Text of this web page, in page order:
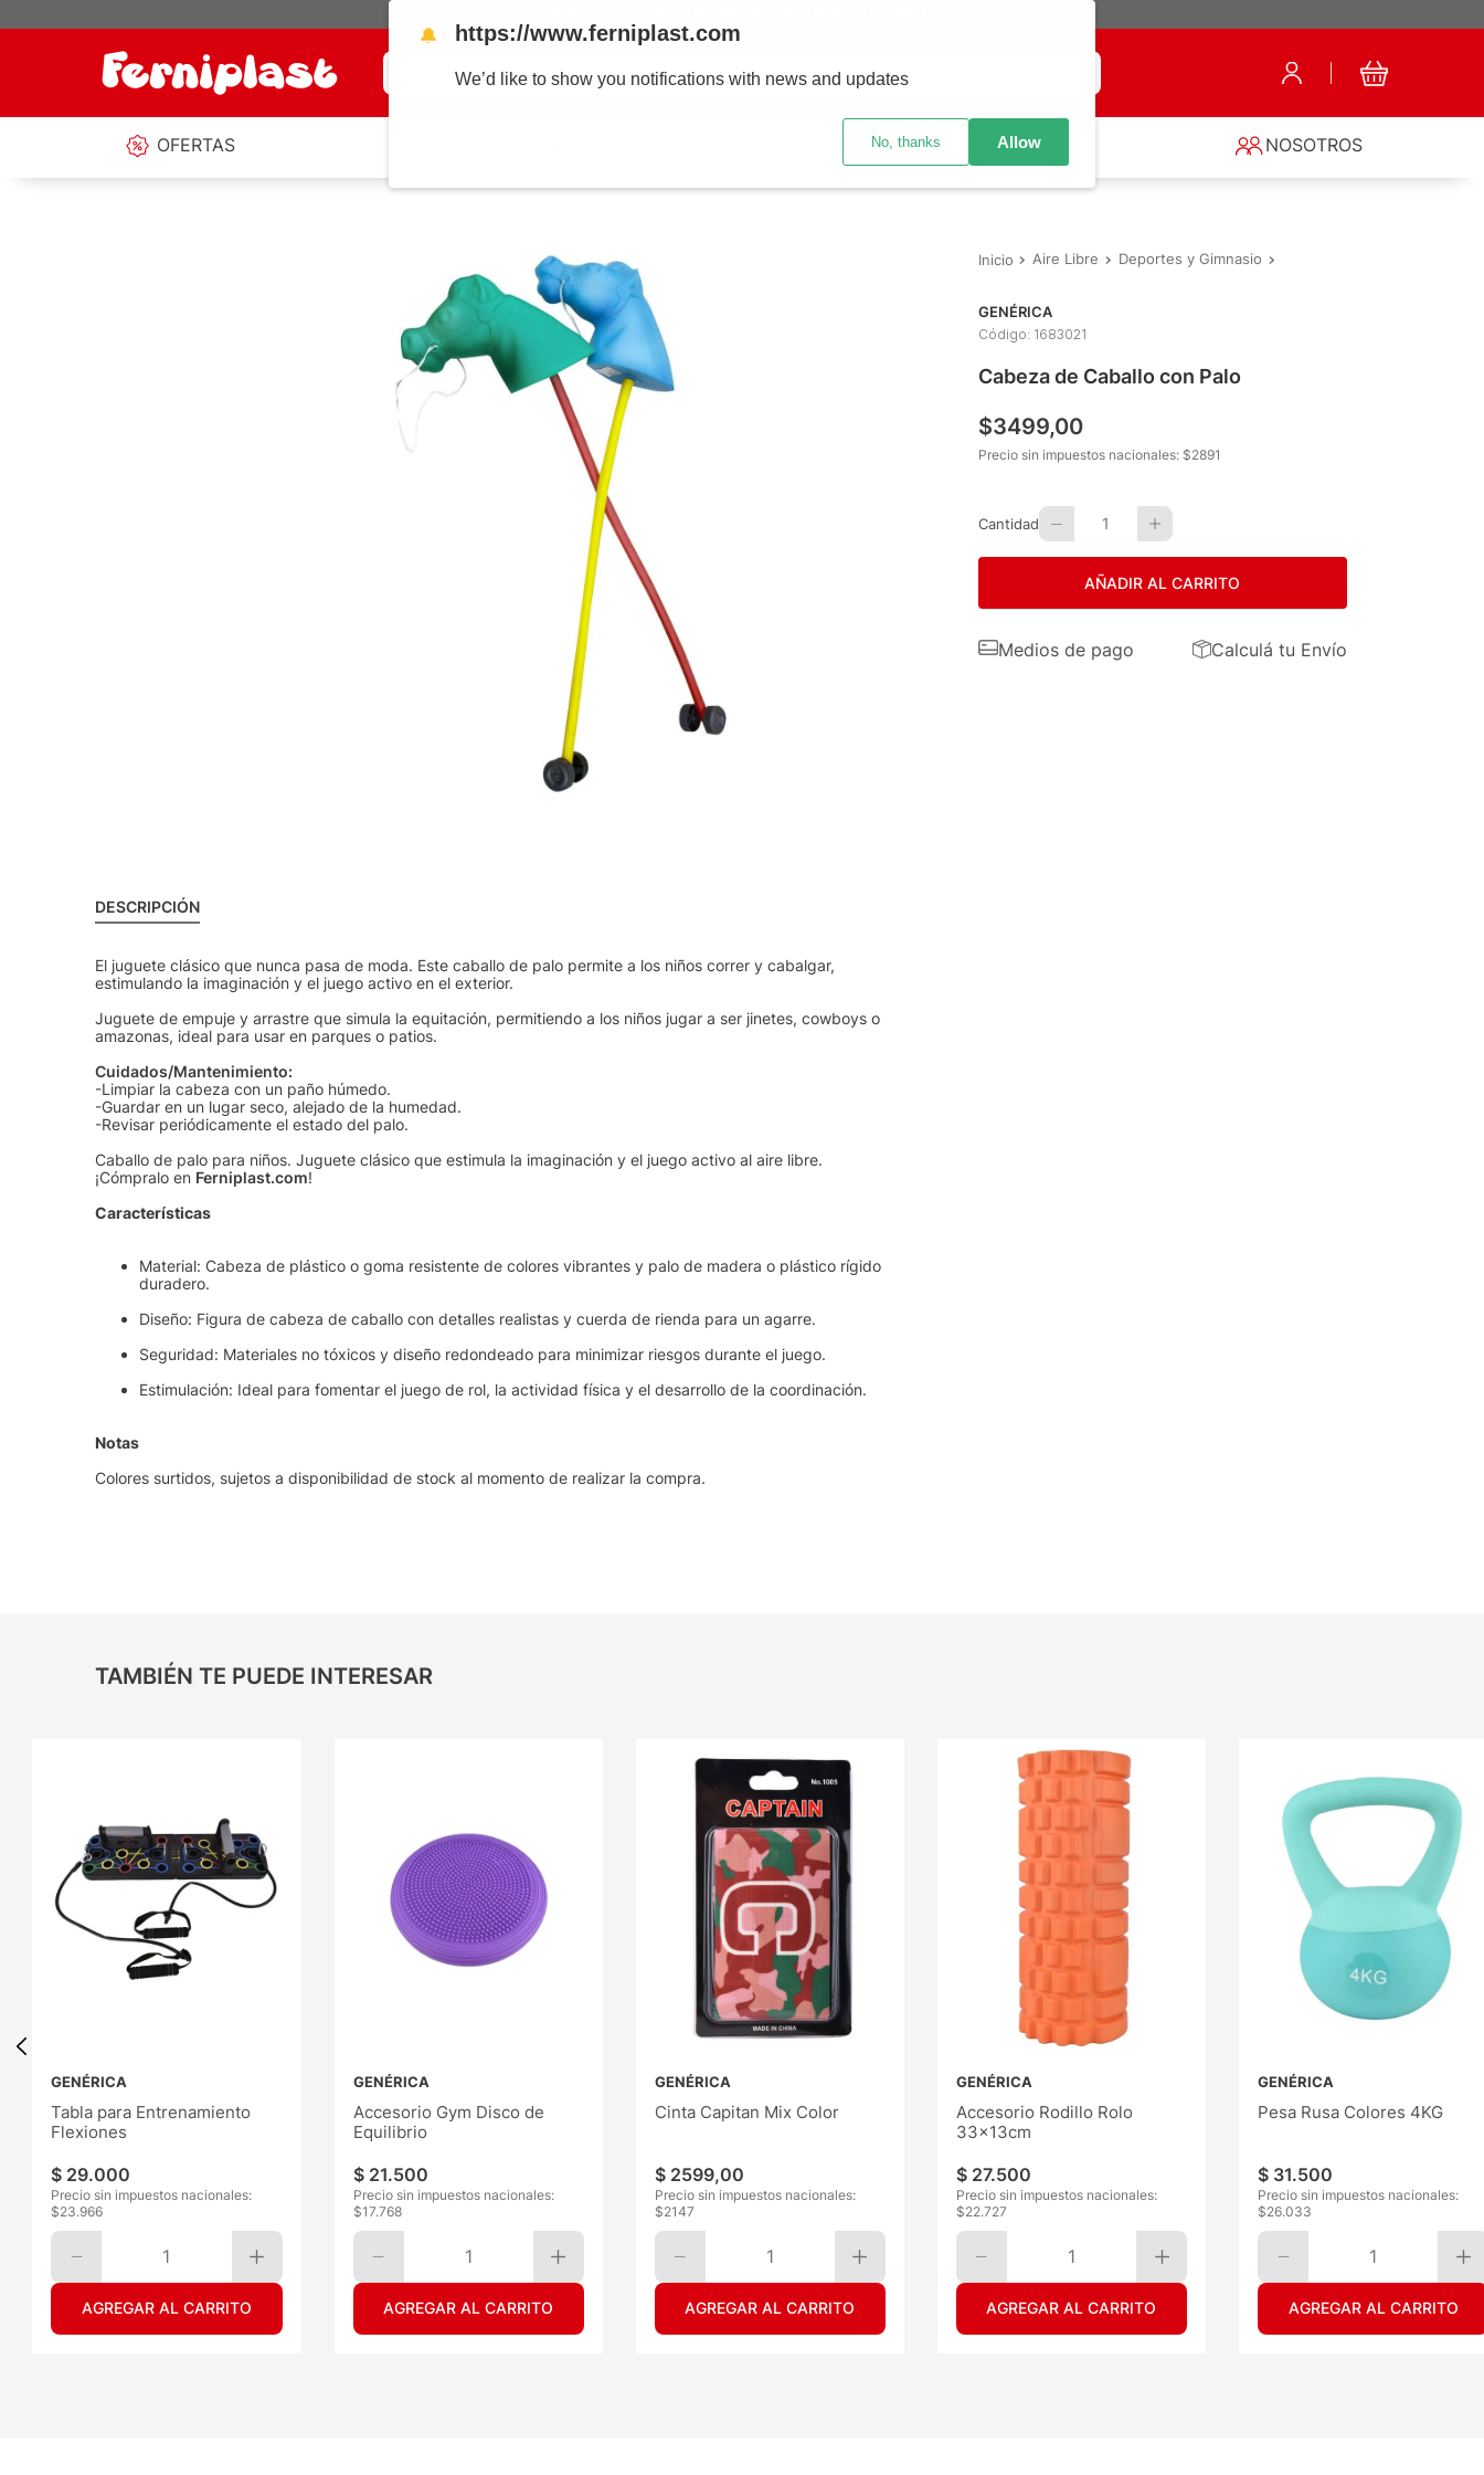
¿Qué estás buscando?
OFERTAS SUCURSALES NOSOTROS
DESCRIPCIÓN
El juguete clásico que nunca pasa de moda. Este caballo de palo permite a los niños correr y cabalgar,
estimulando la imaginación y el juego activo en el exterior.
Juguete de empuje y arrastre que simula la equitación, permitiendo a los niños jugar a ser jinetes, cowboys o
amazonas, ideal para usar en parques o patios.
Cuidados/Mantenimiento:
-Limpiar la cabeza con un paño húmedo.
-Guardar en un lugar seco, alejado de la humedad.
-Revisar periódicamente el estado del palo.
Caballo de palo para niños. Juguete clásico que estimula la imaginación y el juego activo al aire libre.
¡Cómpralo en Ferniplast.com!
Características
Material: Cabeza de plástico o goma resistente de colores vibrantes y palo de madera o plástico rígido
duradero.
Diseño: Figura de cabeza de caballo con detalles realistas y cuerda de rienda para un agarre.
Seguridad: Materiales no tóxicos y diseño redondeado para minimizar riesgos durante el juego.
Estimulación: Ideal para fomentar el juego de rol, la actividad física y el desarrollo de la coordinación.
Notas
Colores surtidos, sujetos a disponibilidad de stock al momento de realizar la compra.
Aire Libre Deportes y Gimnasio
GENÉRICA
Código: 1683021
Cabeza de Caballo con Palo
$3499,00
Precio sin impuestos nacionales: $2891
Cantidad 1
AÑADIR AL CARRITO
Medios de pago Calculá tu Envío
TAMBIÉN TE PUEDE INTERESAR
GENÉRICA
Tabla para Entrenamiento
Flexiones
$ 29.000
Precio sin impuestos nacionales:
$23.966
1
AGREGAR AL CARRITO
GENÉRICA
Accesorio Gym Disco de
Equilibrio
$ 21.500
Precio sin impuestos nacionales:
$17.768
1
AGREGAR AL CARRITO
GENÉRICA
Cinta Capitan Mix Color
$ 2599,00
Precio sin impuestos nacionales:
$2147
1
AGREGAR AL CARRITO
GENÉRICA
Accesorio Rodillo Rolo
33x13cm
$ 27.500
Precio sin impuestos nacionales:
$22.727
1
AGREGAR AL CARRITO
GENÉRICA
Pesa Rusa Colores 4KG
$ 31.500
Precio sin impuestos nacionales:
$26.033
1
AGREGAR AL CARRITO
🔔 https://www.ferniplast.com
We’d like to show you notifications with news and updates
No, thanks Allow